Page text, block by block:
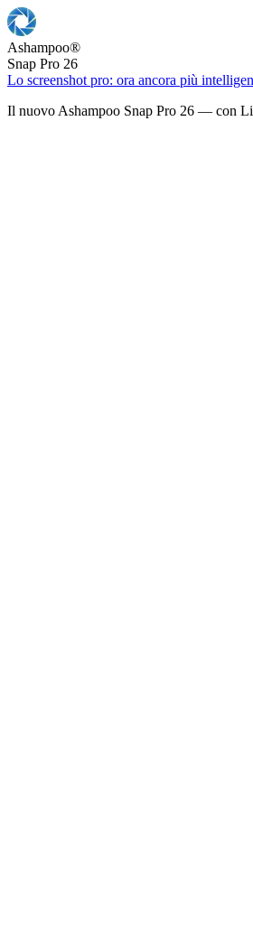
Ashampoo®
Snap Pro 26
Lo screenshot pro: ora ancora più
Il nuovo Ashampoo Snap Pro 26 — con